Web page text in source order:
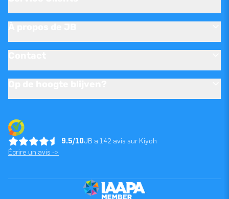
9.5/10JB a 142 avis sur Kiyoh
Écrire un avis ->